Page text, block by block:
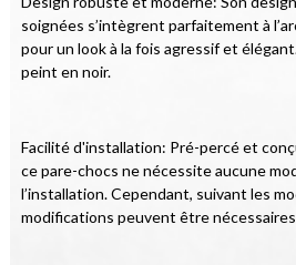
soignées s’intègrent parfaitement à
pour un look à la fois agressif et
peint en noir.
Facilité d'installation: Pré-percé et
ce pare-chocs ne nécessite aucune
l’installation. Cependant, suivant les
modifications peuvent être